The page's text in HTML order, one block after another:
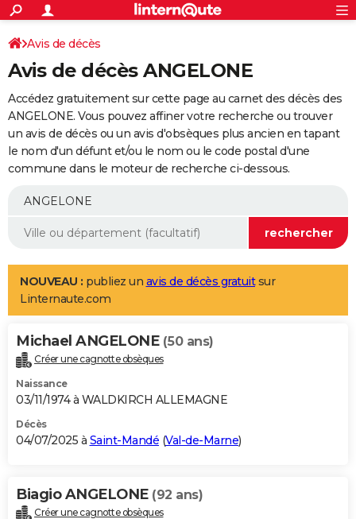
ACTUALITÉS
Politique
Société
Faits Divers
Education
Monde
Villes
+
SPORT
Coupe du monde 2026
Football
Tennis
Cyclisme
Rugby
Forum
Programme TV
TNT
Streaming
Cinéma
Sorties cinéma
Musique
+
FINANCE
Impôts
Immobilier
Risques naturels par ville
Banque
Assurance
Crédit
AUTO
Essais
Réserver un essai
Citadines
Berlines
SUV
Forum auto
+
Mobiles
Meilleur smartphone
Internet
Ordinateurs
Jeux vidéo
Guide high-tech
Aménagement intérieur
LIFESTYLE
Art de vivre
Bien-être
Loisirs
Mode
Modes de vie
Alimentation
Guide de la santé
Maladies
Médicaments
Sommeil
VOYAGE
Destinations
City break
Voyage nature
Voyage de noces
Forum
Climat
+PHOTO
GUIDES D'ACHAT
BONS PLANS
Carte de Noël
Carte Bonne année
Carte Saint-Valentin
Carte Pâques
Carte d'anniversaire
DICTIONNAIRE
Avis de décès
Avis de décès ANGELONE
Accédez gratuitement sur cette page au carnet des décès des
ANGELONE. Vous pouvez affiner votre recherche ou trouver
un avis de décès ou un avis d'obsèques plus ancien en tapant
le nom d'un défunt et/ou le nom ou le code postal d'une
commune dans le moteur de recherche ci-dessous.
NOUVEAU : publiez un avis de décès gratuitsur
Linternaute.com
Michael ANGELONE (50 ans)
Créer une cagnotte obsèques
Naissance
03/11/1974 à WALDKIRCH ALLEMAGNE
Décès
04/07/2025 à Saint-Mandé (Val-de-Marne)
Biagio ANGELONE (92 ans)
Créer une cagnotte obsèques